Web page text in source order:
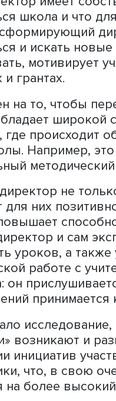
для
от
роль
подходящую
не будут
что они
нужно», —
имеет
школа и
и искать
и грантах.
на то,
обладает
где